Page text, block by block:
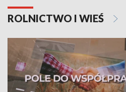
ROLNICTWO I WIEŚ